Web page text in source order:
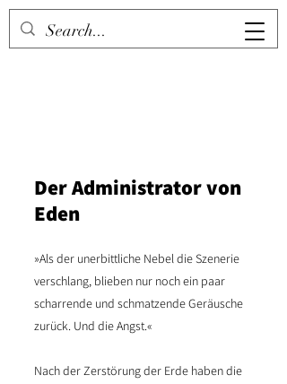
Der Administrator von
Eden
»Als der unerbittliche Nebel die Szenerie
verschlang, blieben nur noch ein paar
scharrende und schmatzende Geräusche
zurück. Und die Angst.«
Nach der Zerstörung der Erde haben die